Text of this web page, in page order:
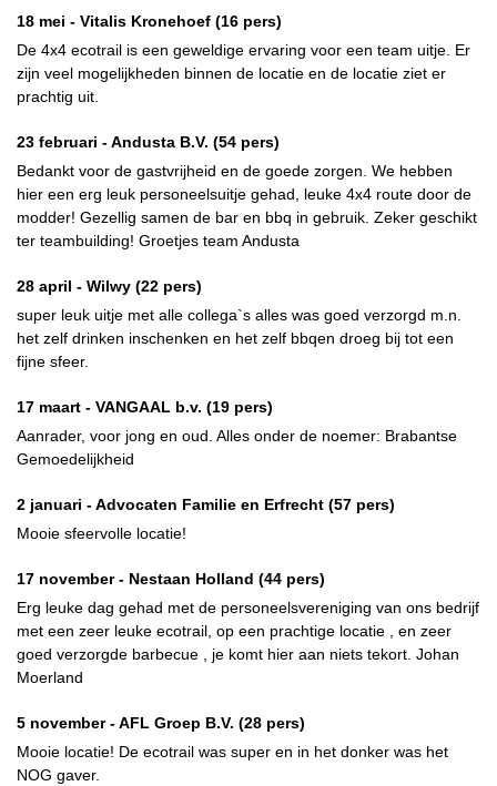
18 mei - Vitalis Kronehoef (16 pers)
De 4x4 ecotrail is een geweldige ervaring voor een team uitje. Er
zijn veel mogelijkheden binnen de locatie en de locatie ziet er
prachtig uit.
23 februari -Andusta B.V. (54 pers)
Bedankt voor de gastvrijheid en de goede zorgen. We hebben
hier een erg leuk personeelsuitje gehad, leuke 4x4 route door de
modder! Gezellig samen de bar en bbq in gebruik. Zeker geschikt
ter teambuilding! Groetjes team Andusta
28 april - Wilwy (22 pers)
super leuk uitje met alle collega`s alles was goed verzorgd m.n.
het zelf drinken inschenken en het zelf bbqen droeg bij tot een
fijne sfeer.
17 maart - VANGAAL b.v. (19 pers)
Aanrader, voor jong en oud. Alles onder de noemer: Brabantse
Gemoedelijkheid
2 januari -Advocaten Familie en Erfrecht (57 pers)
Mooie sfeervolle locatie!
17 november - Nestaan Holland (44 pers)
Erg leuke dag gehad met de personeelsvereniging van ons bedrijf
met een zeer leuke ecotrail, op een prachtige locatie , en zeer
goed verzorgde barbecue , je komt hier aan niets tekort. Johan
Moerland
5 november -AFL Groep B.V. (28 pers)
Mooie locatie! De ecotrail was super en in het donker was het
NOG gaver.